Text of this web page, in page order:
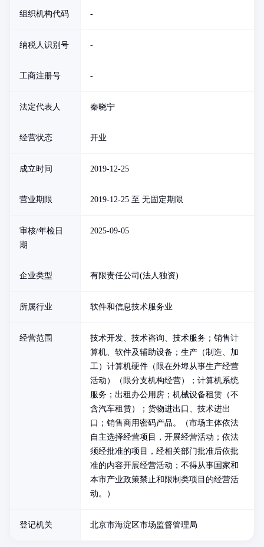
组织机构代码 -
纳税人识别号 -
工商注册号 -
法定代表人 秦晓宁
经营状态 开业
成立时间 2019-12-25
营业期限 2019-12-25 至 无固定期限
审核/年检日
期
2025-09-05
企业类型 有限责任公司(法人独资)
所属行业 软件和信息技术服务业
经营范围
技术开发、技术咨询、技术服务；销售计
算机、软件及辅助设备；生产（制造、加
工）计算机硬件（限在外埠从事生产经营
活动）（限分支机构经营）；计算机系统
服务；出租办公用房；机械设备租赁（不
含汽车租赁）；货物进出口、技术进出
口；销售商用密码产品。（市场主体依法
自主选择经营项目，开展经营活动；依法
须经批准的项目，经相关部门批准后依批
准的内容开展经营活动；不得从事国家和
本市产业政策禁止和限制类项目的经营活
动。）
登记机关 北京市海淀区市场监督管理局